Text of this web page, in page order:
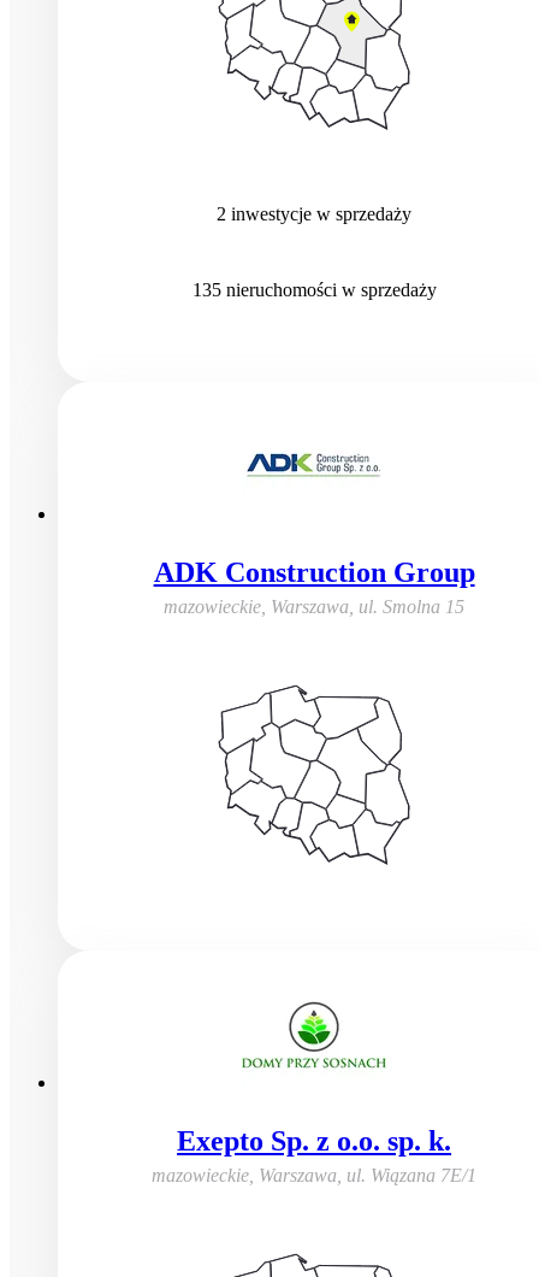
2 inwestycje w sprzedaży
135 nieruchomości w sprzedaży
ADK Construction Group
mazowieckie, Warszawa, ul. Smolna 15
Exepto Sp. z o.o. sp. k.
mazowieckie, Warszawa ul. Wiązana 7E/1